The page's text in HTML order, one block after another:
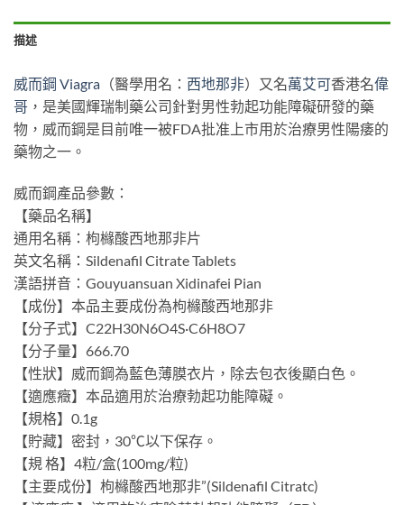
描述
威而鋼 Viagra （醫學用名： 西地那非）又名萬艾可香港名偉
哥 ，是美國輝瑞制藥公司針對男性勃起功能障礙研發的藥
物，威而鋼是目前唯一被FDA批准上市用於治療男性陽痿的
藥物之一。
威而鋼產品參數：
【藥品名稱】
通用名稱：枸櫞酸西地那非片
英文名稱：Sildenafil Citrate Tablets
漢語拼音：Gouyuansuan Xidinafei Pian
【成份】本品主要成份為枸櫞酸西地那非
【分子式】C22H30N6O4S·C6H8O7
【分子量】666.70
【性狀】威而鋼為藍色薄膜衣片，除去包衣後顯白色。
【適應癥】本品適用於治療勃起功能障礙。
【規格】0.1g
【貯藏】密封，30℃以下保存。
【規 格】4粒/盒(100mg/粒)
【主要成份】枸櫞酸西地那非”(Sildenafil Citratc)